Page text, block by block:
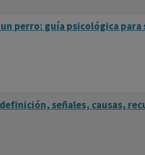
perro: guía psicológica para
señales, causas,